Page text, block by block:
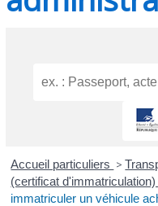
Accueil particuliers >
(certificat d'immatriculation)
immatriculer un véhicule